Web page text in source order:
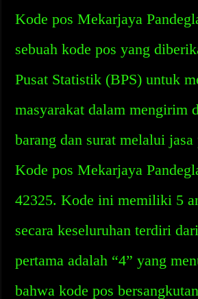
Kode pos Mekarjaya
sebuah kode pos yang
Pusat Statistik (BPS) untuk
masyarakat dalam mengirim
barang dan surat melalui
Kode pos Mekarjaya
42325. Kode ini memiliki 5
secara keseluruhan terdiri
pertama adalah “4” yang
bahwa kode pos